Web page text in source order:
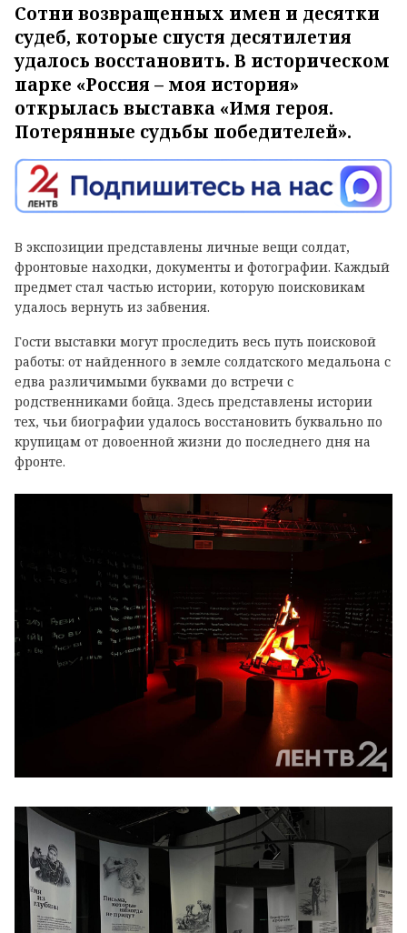
Сотни возвращенных имен и десятки
судеб, которые спустя десятилетия
удалось восстановить. В историческом
парке «Россия – моя история»
открылась выставка «Имя героя.
Потерянные судьбы победителей».
В экспозиции представлены личные вещи солдат,
фронтовые находки, документы и фотографии. Каждый
предмет стал частью истории, которую поисковикам
удалось вернуть из забвения.
Гости выставки могут проследить весь путь поисковой
работы: от найденного в земле солдатского медальона с
едва различимыми буквами до встречи с
родственниками бойца. Здесь представлены истории
тех, чьи биографии удалось восстановить буквально по
крупицам от довоенной жизни до последнего дня на
фронте.